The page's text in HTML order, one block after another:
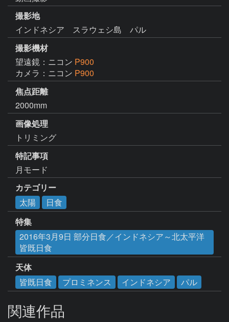
撮影地
インドネシア スラウェシ島 パル
撮影機材
望遠鏡：ニコン P900
カメラ：ニコン P900
焦点距離
2000mm
画像処理
トリミング
特記事項
月モード
カテゴリー
太陽
日食
特集
2016年3月9日 部分日食／インドネシア～北太平洋
皆既日食
天体
皆既日食
プロミネンス インドネシア パル
関連作品